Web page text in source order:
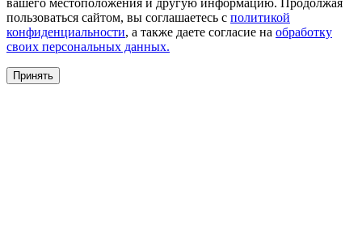
пользоваться сайтом, вы соглашаетесь с политикой
конфиденциальности, а также даете согласие на обработку
своих персональных данных.
Принять